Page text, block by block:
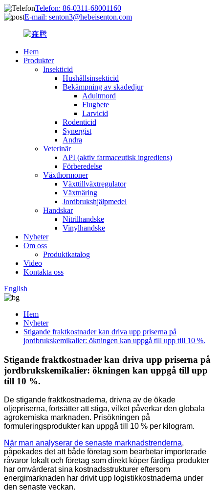
Telefon: 86-0311-68001160
E-mail: senton3@hebeisenton.com
Hem
Produkter
Insekticid
Hushållsinsekticid
Bekämpning av skadedjur
Adultmord
Flugbete
Larvicid
Rodenticid
Synergist
Andra
Veterinär
API (aktiv farmaceutisk ingrediens)
Förberedelse
Växthormoner
Växttillväxtregulator
Växtnäring
Jordbrukshjälpmedel
Handskar
Nitrilhandske
Vinylhandske
Nyheter
Om oss
Produktkatalog
Video
Kontakta oss
English
Hem
Nyheter
Stigande fraktkostnader kan driva upp priserna på
jordbrukskemikalier: ökningen kan uppgå till upp till 10 %.
Stigande fraktkostnader kan driva upp priserna på
jordbrukskemikalier: ökningen kan uppgå till upp
till 10 %.
De stigande fraktkostnaderna, drivna av de ökade
oljepriserna, fortsätter att stiga, vilket påverkar den globala
agrokemiska marknaden. Prisökningen på
formuleringsprodukter kan uppgå till 10 % per kilogram.
När man analyserar de senaste marknadstrenderna,
påpekades det att både företag som bearbetar importerade
råvaror lokalt och företag som direkt köper färdiga produkter
har omvärderat sina kostnadsstrukturer eftersom
energimarknaden har drivit upp logistikkostnaderna under
den senaste veckan.